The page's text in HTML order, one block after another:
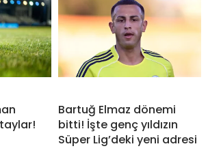
Bartuğ Elmaz dönemi
bitti! İşte genç yıldızın
Süper Lig’deki yeni adresi